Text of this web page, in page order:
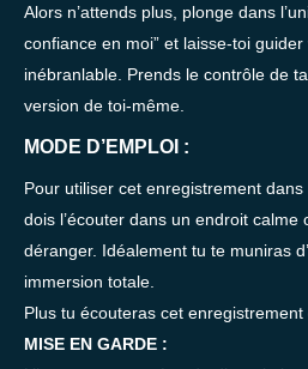
Alors n’attends plus, plonge dans
confiance en moi” et laisse-toi
inébranlable. Prends le contrôle de
version de toi-même.
MODE D’EMPLOI :
Pour utiliser cet enregistrement
dois l’écouter dans un endroit
déranger. Idéalement tu te muniras
immersion totale.
Plus tu écouteras cet enregistrement
MISE EN GARDE :